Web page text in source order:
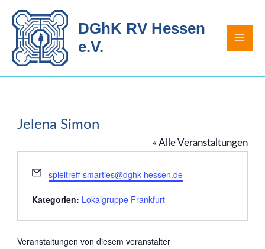
Inhalt
springen
DGhK RV Hessen
e.V.
Jelena Simon
« Alle Veranstaltungen
Email
spieltreff-smarties@dghk-hessen.de
Kategorien: Lokalgruppe Frankfurt
Veranstaltungen von diesem veranstalter